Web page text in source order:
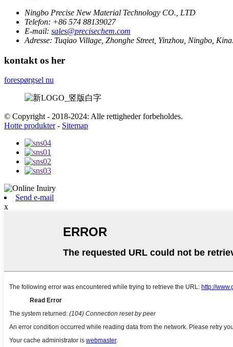
Ningbo Precise New Material Technology CO., LTD
Telefon: +86 574 88139027
E-mail: sales@precisechem.com
Adresse: Tuqiao Village, Zhonghe Street, Yinzhou, Ningbo, Kina.
kontakt os her
forespørgsel nu
© Copyright - 2018-2024: Alle rettigheder forbeholdes.
Hotte produkter- Sitemap
Send e-mail
x